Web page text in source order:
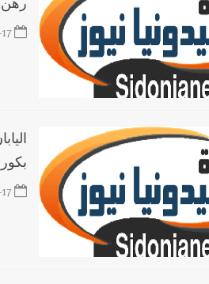
الرئيس الأميركي ترامب يحذّر إيران من
بلدية صيدا تهنئ نادي الأهلي صيدا بإحرازه
رهن